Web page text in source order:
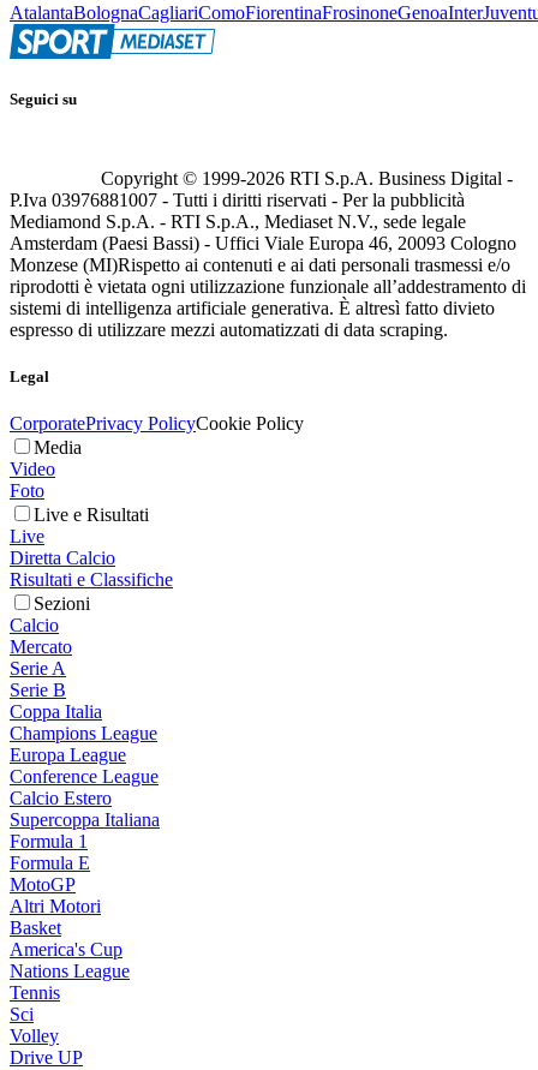
AtalantaBolognaCagliariComoFiorentinaFrosinoneGenoaInter
Seguici su
Copyright © 1999-2026 RTI S.p.A. Business Digital -
P.Iva 03976881007 - Tutti i diritti riservati - Per la pubblicità
Mediamond S.p.A. - RTI S.p.A., Mediaset N.V., sede legale
Amsterdam (Paesi Bassi) - Uffici Viale Europa 46, 20093 Cologno
Monzese (MI)Rispetto ai contenuti e ai dati personali trasmessi e/o
riprodotti è vietata ogni utilizzazione funzionale all’addestramento di
sistemi di intelligenza artificiale generativa. È altresì fatto divieto
espresso di utilizzare mezzi automatizzati di data scraping.
Legal
CorporatePrivacy PolicyCookie Policy
Media
Video
Foto
Live e Risultati
Live
Diretta Calcio
Risultati e Classifiche
Sezioni
Calcio
Mercato
Serie A
Serie B
Coppa Italia
Champions League
Europa League
Conference League
Calcio Estero
Supercoppa Italiana
Formula 1
Formula E
MotoGP
Altri Motori
Basket
America's Cup
Nations League
Tennis
Sci
Volley
Drive UP